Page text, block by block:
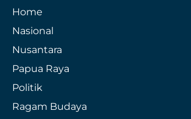
Home
Nasional
Nusantara
Papua Raya
Politik
Ragam Budaya